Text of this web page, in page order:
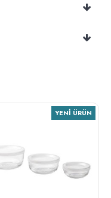
YENI ÜRÜN